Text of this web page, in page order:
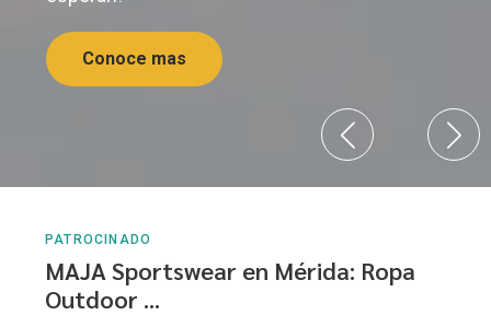
Conoce mas
PATROCINADO
MAJA Sportswear en Mérida: Ropa
Outdoor ...